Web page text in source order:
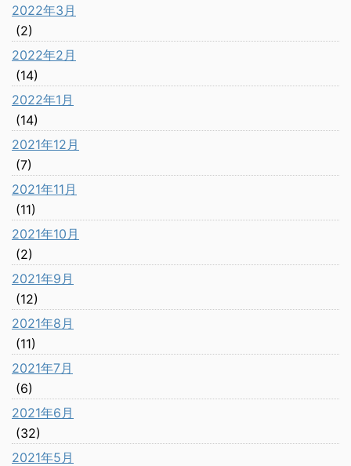
2022年3月
(2)
2022年2月
(14)
2022年1月
(14)
2021年12月
(7)
2021年11月
(11)
2021年10月
(2)
2021年9月
(12)
2021年8月
(11)
2021年7月
(6)
2021年6月
(32)
2021年5月